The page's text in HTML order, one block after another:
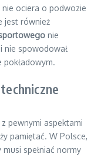
ociera o podwozie
jest również
nie
nie spowodował
pokładowym.
pewnymi aspektami
pamiętać. W Polsce,
spełniać normy